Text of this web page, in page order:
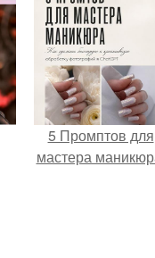
5 Промптов для
мастера